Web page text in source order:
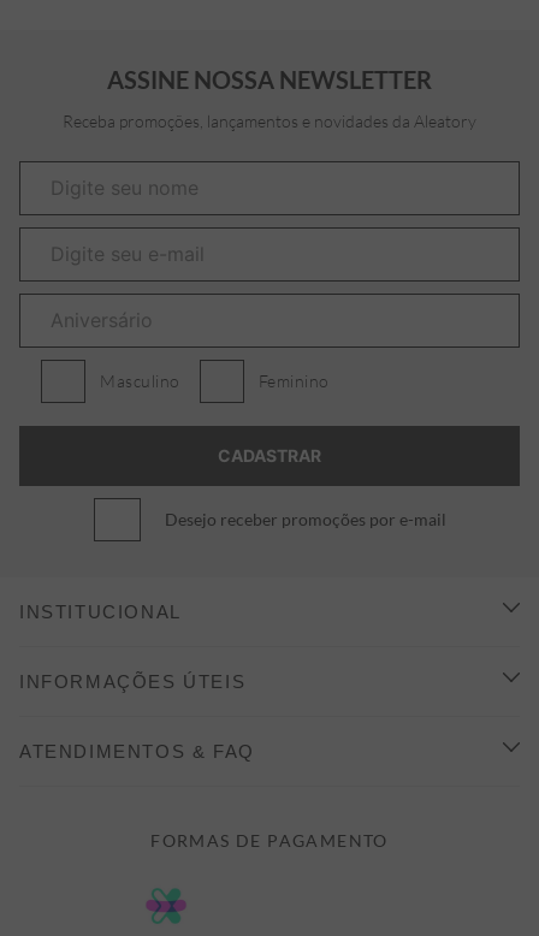
ASSINE NOSSA NEWSLETTER
Receba promoções, lançamentos e novidades da Aleatory
Masculino Feminino
Desejo receber promoções por e-mail
INSTITUCIONAL
CONHEÇA A ALEATORY
INFORMAÇÕES ÚTEIS
FORMAS DE PAGAMENTO
POLÍTICA DE PRIVACIDADE
ATENDIMENTOS & FAQ
FORMAS DE PAGAMENTO